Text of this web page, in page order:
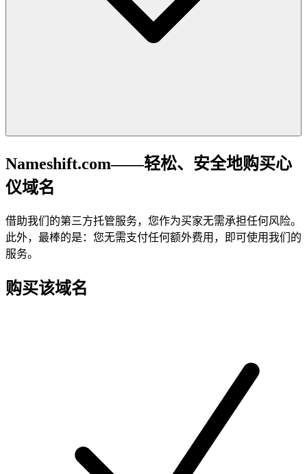
Nameshift.com——轻松、安全地购买心
仪域名
借助我们的第三方托管服务，您作为买家无需承担任何风险。
此外，最棒的是：您无需支付任何额外费用，即可使用我们的
服务。
购买该域名